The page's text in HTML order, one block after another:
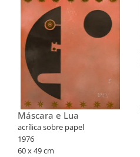
Máscara e Lua
acrílica sobre papel
1976
60 x 49 cm